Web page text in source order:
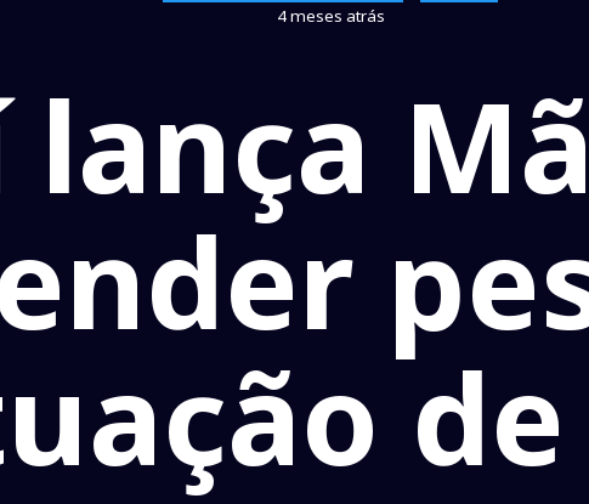
4 meses atrás